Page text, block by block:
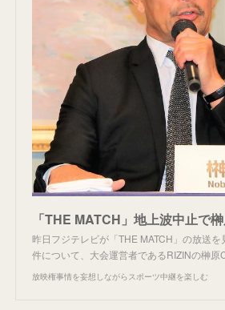
「THE MATCH」地上波中止で
昨日フジテレビが「THE MATCH」の放送
件について、大会運営者であるRIZINの榊原
放映権事情を妄想しながらスポーツ中継を楽しむ